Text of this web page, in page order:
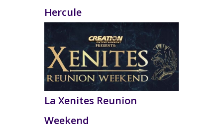
Hercule
La Xenites Reunion
Weekend